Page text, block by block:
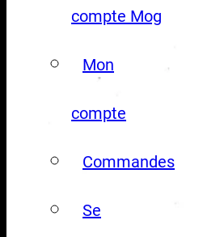
compte Mog
Mon
compte
Commandes
Se